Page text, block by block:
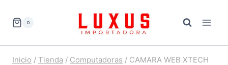
0
Inicio / Tienda / Computadoras / CAMARA WEB XTECH